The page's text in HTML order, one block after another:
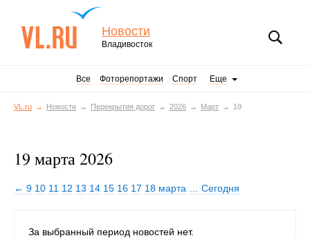
Новости
Владивосток
Все Фоторепортажи Спорт Еще
VL.ru Новости Перекрытия дорог 2026 Март 19
19 марта 2026
← 9 10 11 12 13 14 15 16 17 18 марта Сегодня
За выбранный период новостей нет.